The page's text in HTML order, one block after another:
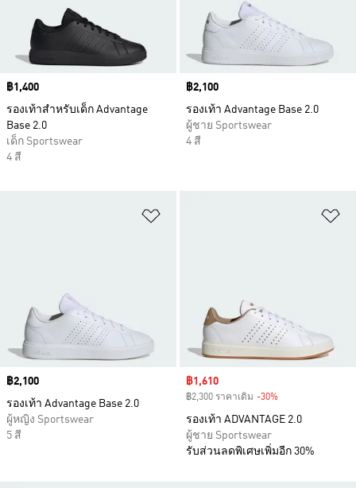
Price
฿1,400
รองเท้าสำหรับเด็ก Advantage
Base 2.0
เด็ก Sportswear
4 สี
Price
฿2,100
รองเท้า Advantage Base 2.0
ผู้ชาย Sportswear
4 สี
Price
฿2,100
รองเท้า Advantage Base 2.0
ผู้หญิง Sportswear
5 สี
Sale price
฿1,610
฿2,300 ราคาเดิม -30%
รองเท้า ADVANTAGE 2.0
ผู้ชาย Sportswear
รับส่วนลดพิเศษเพิ่มอีก 30%